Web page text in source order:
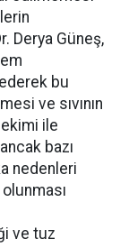
Derya Güneş,
bu
ve sıvının
ile
bazı
nedenleri
ve tuz